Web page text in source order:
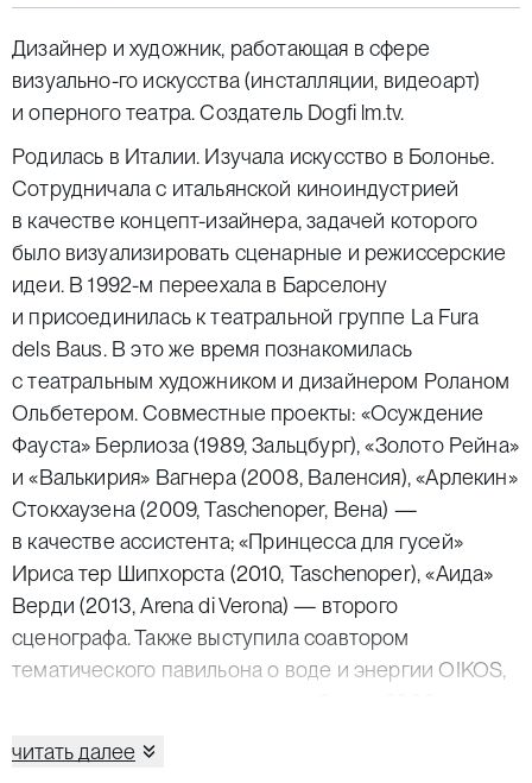
Дизайнер и художник, работающая в сфере
визуально-го искусства (инсталляции, видеоарт)
и оперного театра. Создатель Dogfi lm.tv.
Родилась в Италии. Изучала искусство в Болонье.
Сотрудничала с итальянской киноиндустрией
в качестве концепт-изайнера, задачей которого
было визуализировать сценарные и режиссерские
идеи. В 1992-м переехала в Барселону
и присоединилась к театральной группе La Fura
dels Baus. В это же время познакомилась
с театральным художником и дизайнером Роланом
Ольбетером. Совместные проекты: «Осуждение
Фауста» Берлиоза (1989, Зальцбург), «Золото Рейна»
и «Валькирия» Вагнера (2008, Валенсия), «Арлекин»
Стокхаузена (2009, Taschenoper, Вена) —
в качестве ассистента; «Принцесса для гусей»
Ириса тер Шипхорста (2010, Taschenoper), «Аида»
Верди (2013, Arena di Verona) — второго
сценографа. Также выступила соавтором
тематического павильона о воде и энергии OIKOS,
читать далее